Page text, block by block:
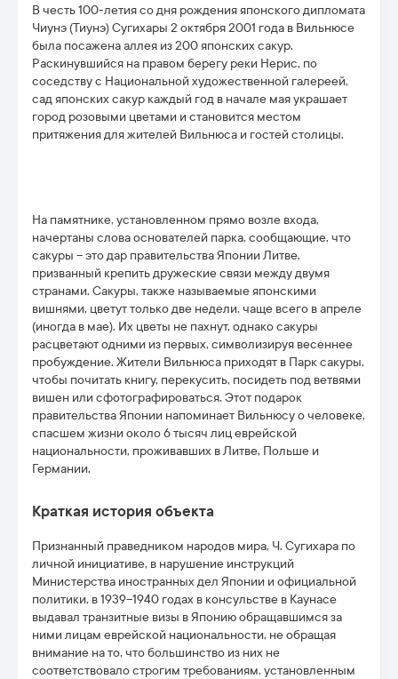
В честь 100-летия со дня рождения японского дипломата
Чиунэ (Тиунэ) Сугихары 2 октября 2001 года в Вильнюсе
была посажена аллея из 200 японских сакур.
Раскинувшийся на правом берегу реки Нерис, по
соседству с Национальной художественной галереей,
сад японских сакур каждый год в начале мая украшает
город розовыми цветами и становится местом
притяжения для жителей Вильнюса и гостей столицы.
На памятнике, установленном прямо возле входа,
начертаны слова основателей парка, сообщающие, что
сакуры – это дар правительства Японии Литве,
призванный крепить дружеские связи между двумя
странами. Сакуры, также называемые японскими
вишнями, цветут только две недели, чаще всего в апреле
(иногда в мае). Их цветы не пахнут, однако сакуры
расцветают одними из первых, символизируя весеннее
пробуждение. Жители Вильнюса приходят в Парк сакуры,
чтобы почитать книгу, перекусить, посидеть под ветвями
вишен или сфотографироваться. Этот подарок
правительства Японии напоминает Вильнюсу о человеке,
спасшем жизни около 6 тысяч лиц еврейской
национальности, проживавших в Литве, Польше и
Германии.
Краткая история объекта
Признанный праведником народов мира, Ч. Сугихара по
личной инициативе, в нарушение инструкций
Министерства иностранных дел Японии и официальной
политики, в 1939–1940 годах в консульстве в Каунасе
выдавал транзитные визы в Японию обращавшимся за
ними лицам еврейской национальности, не обращая
внимание на то, что большинство из них не
соответствовало строгим требованиям, установленным